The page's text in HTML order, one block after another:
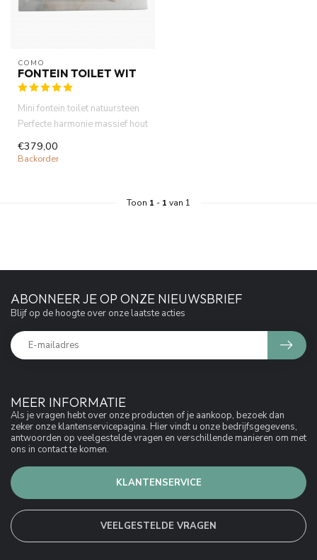
COMO
FONTEIN TOILET WIT
Mini fontein toilet natuursteen
Perfecte harmonie massief hout
plank met natu...
€379,00
Backorder
Toon 1 - 1 van 1
MEER INFORMATIE
Als je vragen hebt over onze producten of je aankoop, bezoek dan
zeker onze klantenservicepagina. Hier vindt u onze bedrijfsgegevens,
antwoorden op veelgestelde vragen en verschillende manieren om met
ons in contact te komen.
KLANTENSERVICE
VEELGESTELDE VRAGEN
ABONNEER JE OP ONZE NIEUWSBRIEF
Blijf op de hoogte over onze laatste acties